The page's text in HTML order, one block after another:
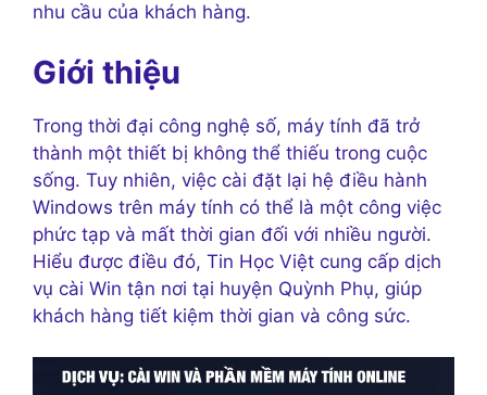
nhu cầu của khách hàng.
Giới thiệu
Trong thời đại công nghệ số, máy tính đã trở
thành một thiết bị không thể thiếu trong cuộc
sống. Tuy nhiên, việc cài đặt lại hệ điều hành
Windows trên máy tính có thể là một công việc
phức tạp và mất thời gian đối với nhiều người.
Hiểu được điều đó, Tin Học Việt cung cấp dịch
vụ cài Win tận nơi tại huyện Quỳnh Phụ, giúp
khách hàng tiết kiệm thời gian và công sức.